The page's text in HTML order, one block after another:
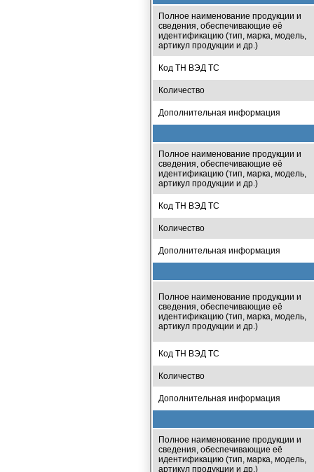
Полное наименование продукции и
сведения, обеспечивающие её
идентификацию (тип, марка, модель,
артикул продукции и др.)
Код ТН ВЭД ТС
Количество
Дополнительная информация
Полное наименование продукции и
сведения, обеспечивающие её
идентификацию (тип, марка, модель,
артикул продукции и др.)
Код ТН ВЭД ТС
Количество
Дополнительная информация
Полное наименование продукции и
сведения, обеспечивающие её
идентификацию (тип, марка, модель,
артикул продукции и др.)
Код ТН ВЭД ТС
Количество
Дополнительная информация
Полное наименование продукции и
сведения, обеспечивающие её
идентификацию (тип, марка, модель,
артикул продукции и др.)